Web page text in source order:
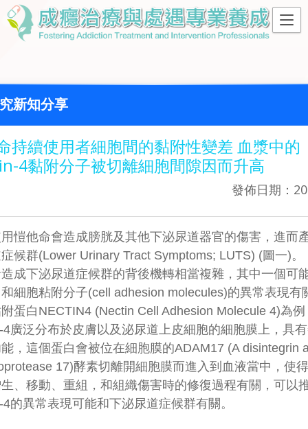
新知分享
持續使用者細胞間的黏附性變差 血漿中的
4黏附分子被切離細胞間隙因而升高
發佈日期：
愷他命會造成膀胱及其他下泌尿道器官的傷害，進而
候群(Lower Urinary Tract Symptoms; LUTS) (圖一)。
成下泌尿道症候群的背後機轉相當複雜，其中一個可
細胞粘附分子(cell adhesion molecules)的異常表現有
蛋白NECTIN4 (Nectin Cell Adhesion Molecule 4)為例
4廣泛分布於皮膚以及泌尿道上皮細胞的細胞膜上，具
，這個蛋白會被位在細胞膜的ADAM17 (A disintegrin
17)酵素切離開細胞膜而進入到血液當中，使
、移動、重組，和組織傷害時的修復過程有關，可以
的異常表現可能和下泌尿道症候群有關。